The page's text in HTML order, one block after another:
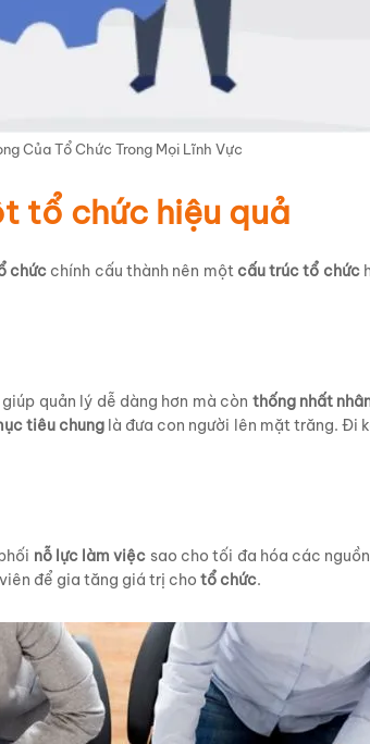
Của Tổ Chức Trong Mọi Lĩnh Vực
tổ chức hiệu quả
chức chính cấu thành nên một cấu trúc tổ chức
quản lý dễ dàng hơn mà còn thống nhất
tiêu chunglà đưa con người lên mặt trăng. Đi
nỗ lực làm việc sao cho tối đa hóa các
để gia tăng giá trị cho tổ chức.